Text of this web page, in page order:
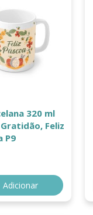
320 ml
Feliz
P9
Adicionar